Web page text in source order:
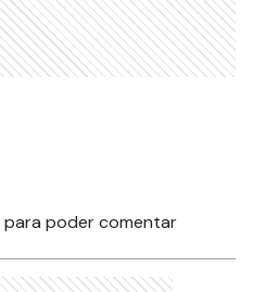
para poder comentar